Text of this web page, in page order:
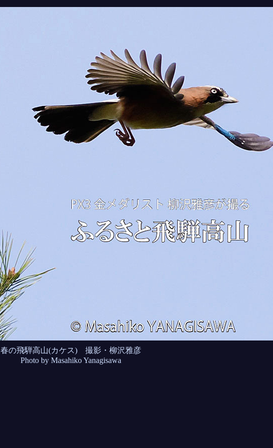
春の飛騨高山(カケス) 撮影・柳沢雅彦
Photo by Masahiko Yanagisawa